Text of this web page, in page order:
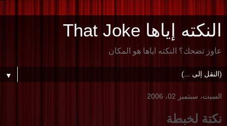
النكته إياها That Joke
عاوز تضحك؟ النكته اياها هو المكان
▼
السبت، سبتمبر 02، 2006
نكتة لخبطة